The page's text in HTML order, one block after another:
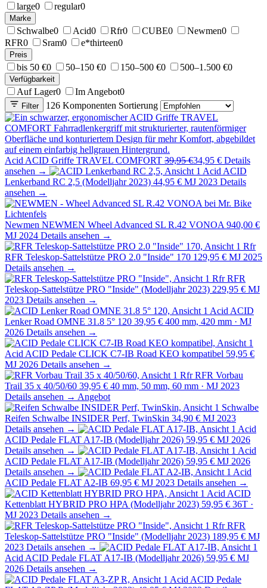
large0 regular0
Marke
Schwalbe0 Acid0 Rfr0 CUBE0 Newmen0
RFR0 Sram0 e*thirteen0
Preis
bis 50 €0 50–150 €0 150–500 €0 500–1.500 €0
Verfügbarkeit
Auf Lager0 Im Angebot0
Filter 126 Komponenten Sortierung
Acid ACID Griffe TRAVEL COMFORT 39,95 €34,95 € Details
ansehen →
Acid ACID
Lenkerband RC 2,5 (Modelljahr 2023) 44,95 € MJ 2023 Details
ansehen →
Newmen NEWMEN Wheel Advanced SL R.42 VONOA 940,00 €
MJ 2024 Details ansehen →
Rfr
RFR Teleskop-Sattelstütze PRO 2.0 "Inside" 170 129,95 € MJ 2025
Details ansehen →
Rfr RFR
Teleskop-Sattelstütze PRO "Inside" (Modelljahr 2023) 229,95 € MJ
2023 Details ansehen →
Acid ACID
Lenker Road OMNE 31.8 5° 120 39,95 € 400 mm, 420 mm · MJ
2026 Details ansehen →
Acid ACID Pedale CLICK C7-IB Road KEO kompatibel 59,95 €
MJ 2026 Details ansehen →
Rfr RFR Vorbau
Trail 35 x 40/50/60 39,95 € 40 mm, 50 mm, 60 mm · MJ 2023
Details ansehen → Angebot
Schwalbe
Reifen Schwalbe INSIDER Perf, TwinSkin 34,90 € MJ 2023
Details ansehen →
Acid
ACID Pedale FLAT A17-IB (Modelljahr 2026) 59,95 € MJ 2026
Details ansehen →
Acid
ACID Pedale FLAT A17-IB (Modelljahr 2026) 59,95 € MJ 2026
Details ansehen →
Acid
ACID Pedale FLAT A2-IB 69,95 € MJ 2023 Details ansehen →
Acid ACID
Kettenblatt HYBRID PRO HPA (Modelljahr 2023) 59,95 € 36T ·
MJ 2023 Details ansehen →
Rfr RFR
Teleskop-Sattelstütze PRO "Inside" (Modelljahr 2023) 189,95 € MJ
2023 Details ansehen →
Acid ACID Pedale FLAT A17-IB (Modelljahr 2026) 59,95 € MJ
2026 Details ansehen →
Acid ACID Pedale